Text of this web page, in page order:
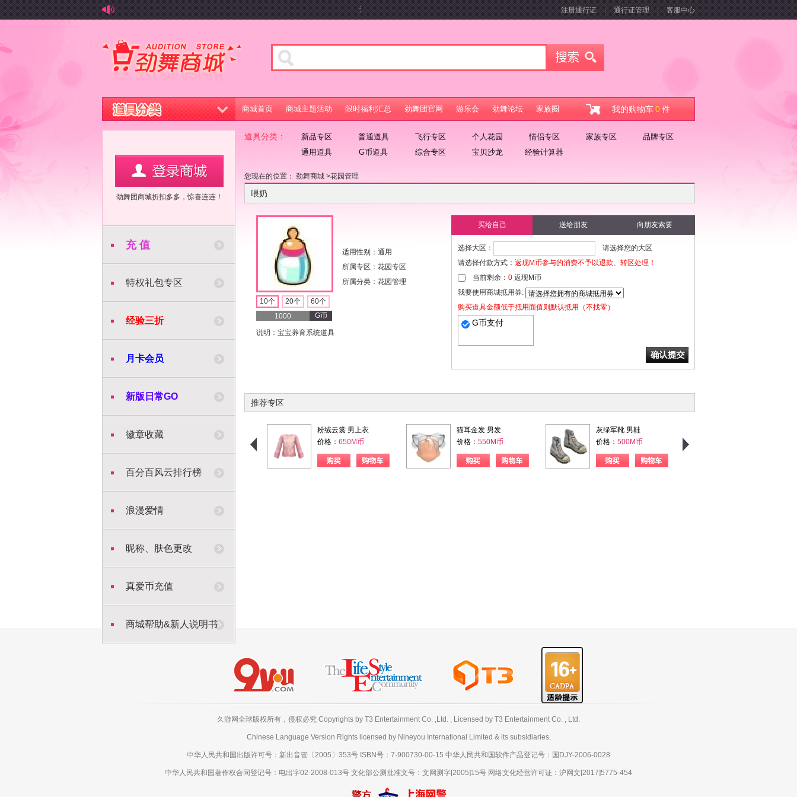
速戳ruhui.9you.com畅享游乐会百元礼包及游戏特权 注册通行证 通行证管理 客服中心
商城首页 商城主题活动 限时福利汇总 劲舞团官网 游乐会 劲舞论坛 家族圈 我的购物车0件
劲舞团商城折扣多多，惊喜连连！
充 值
特权礼包专区
经验三折
月卡会员
新版日常GO
徽章收藏
百分百风云排行榜
浪漫爱情
昵称、肤色更改
真爱币充值
商城帮助&新人说明书
道具分类： 新品专区 普通道具 飞行专区 个人花园 情侣专区 家族专区
品牌专区
通用道具
G币道具 综合专区 宝贝沙龙 经验计算器
您现在的位置： 劲舞商城 >花园管理
喂奶
10个 20个
60个
G币
1000
适用性别：通用
所属专区：花园专区
所属分类：花园管理
说明：宝宝养育系统道具
买给自己 送给朋友 向朋友索要
选择大区：
请选择您的大区
请选择付款方式： 返现M币参与的消费不予以退款、转区处理！
当前剩余： 0 返现M币
我要使用商城抵用券:
购买道具金额低于抵用面值则默认抵用（不找零）
G币支付
推荐专区
粉绒云裳 男上衣
价格： 650M币
猫耳金发 男发
价格： 550M币
灰绿军靴 男鞋
价格： 500M币
购物车 购物车 购物车
久游网全球版权所有，侵权必究 Copyrights by T3 Entertainment Co. ,Ltd. , Licensed by T3 Entertainment Co. , Ltd.
Chinese Language Version Rights licensed by Nineyou International Limited & its subsidiaries.
中华人民共和国出版许可号：新出音管〔2005〕353号 ISBN号：7-900730-00-15 中华人民共和国软件产品登记号：国DJY-2006-0028
中华人民共和国著作权合同登记号：电出字02-2008-013号 文化部公测批准文号：文网测字[2005]15号 网络文化经营许可证：沪网文[2017]5775-454